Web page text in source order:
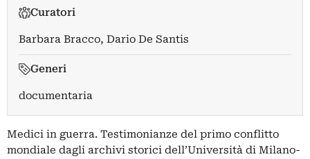
Curatori
Barbara Bracco, Dario De Santis
Generi
documentaria
Medici in guerra. Testimonianze del primo conflitto
mondiale dagli archivi storici dell’Università di Milano-